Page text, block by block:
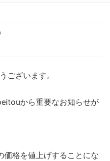
ございます。
から重要なお知らせが
格を値上げすることにな